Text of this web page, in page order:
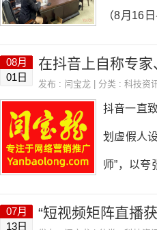
（8月16
企业联合
08月
01日
在抖音上自称专家
发布 : 闫宝龙 | 分类 : 科技资
抖音一直
划虚假人
师”，以夸
纠，及时
07月
13日
“短视频矩阵直播